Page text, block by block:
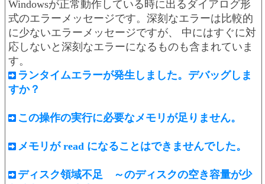
Windowsが正常動作している時に出るダイアログ形
式のエラーメッセージです。深刻なエラーは比較的
に少ないエラーメッセージですが、 中にはすぐに対
応しないと深刻なエラーになるものも含まれていま
す。
ランタイムエラーが発生しました。デバッグしま
すか？
この操作の実行に必要なメモリが足りません。
メモリが read になることはできませんでした。
ディスク領域不足 ～のディスクの空き容量が少